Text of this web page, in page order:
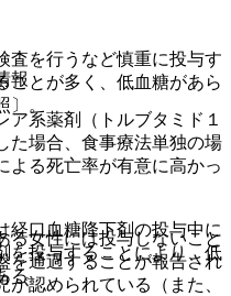
報
系薬剤（トルブタミド１
た場合、食事療法単独の場
よる死亡率が有意に高かっ
口血糖降下剤の投与中に
を投与することにより、低
る。
査を行うなど慎重に投与す
ことが多く、低血糖があら
。
る女性には投与しないこと
を通過することが報告され
認められている（また、